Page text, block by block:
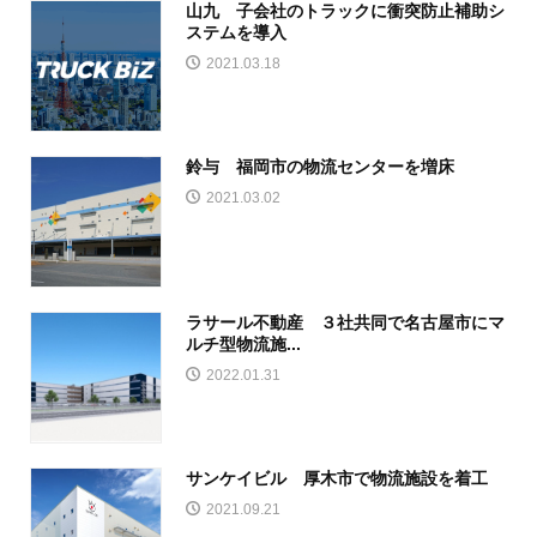
山九 子会社のトラックに衝突防止補助シ
ステムを導入
2021.03.18
鈴与 福岡市の物流センターを増床
2021.03.02
ラサール不動産 ３社共同で名古屋市にマ
ルチ型物流施...
2022.01.31
サンケイビル 厚木市で物流施設を着工
2021.09.21